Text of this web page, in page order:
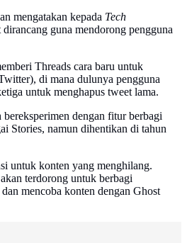
mengatakan kepada Tech
guna mendorong pengguna
Threads cara baru untuk
di mana dulunya pengguna
untuk menghapus tweet lama.
dengan fitur berbagi
Stories, namun dihentikan di tahun
untuk konten yang menghilang.
terdorong untuk berbagi
mencoba konten dengan Ghost